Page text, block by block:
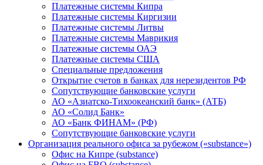
Платежные системы Кипра
Платежные системы Киргизии
Платежные системы Литвы
Платежные системы Маврикия
Платежные системы ОАЭ
Платежные системы США
Специальные предложения
Открытие счетов в банках для нерезидентов РФ
Сопутствующие банковские услуги
АО «Азиатско-Тихоокеанский банк» (АТБ)
АО «Солид Банк»
АО «Банк ФИНАМ» (РФ)
Сопутствующие банковские услуги
Организация реального офиса за рубежом («substance»)
Офис на Кипре (substance)